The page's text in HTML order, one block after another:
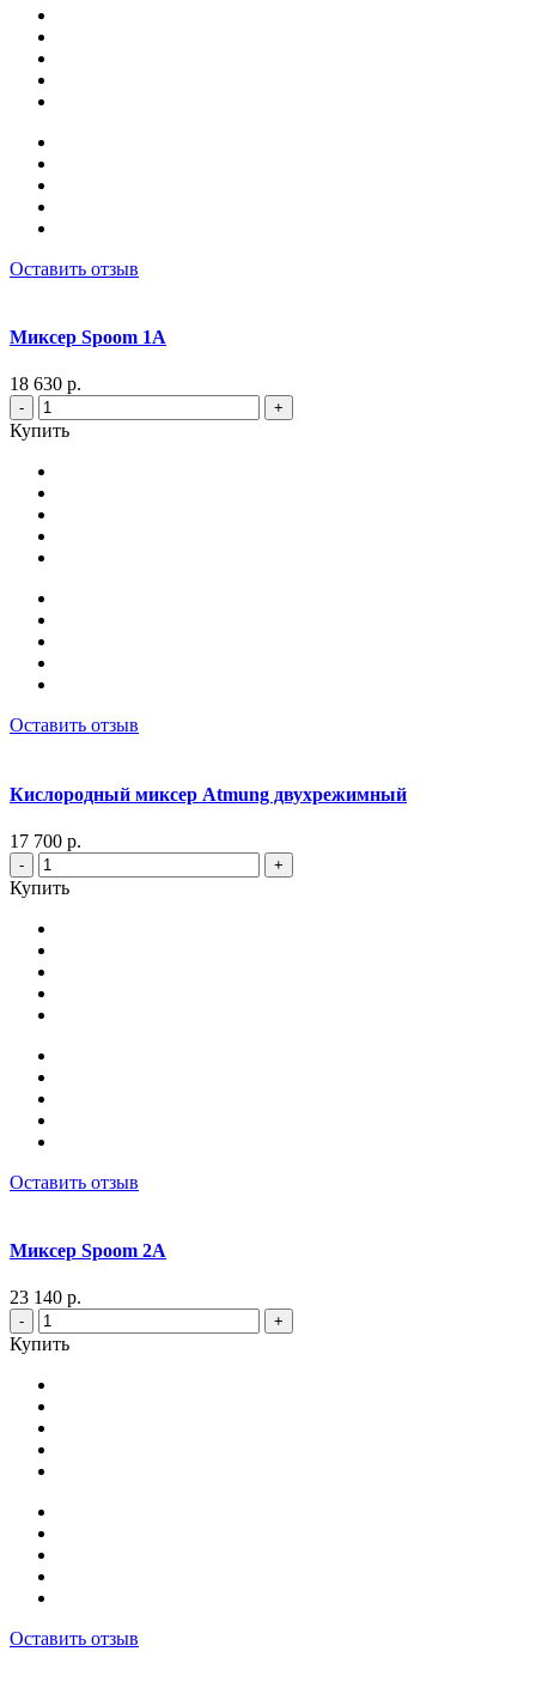
Оставить отзыв
Миксер Spoom 1A
18 630 р.
- +
Купить
Оставить отзыв
Кислородный миксер Atmung двухрежимный
17 700 р.
- +
Купить
Оставить отзыв
Миксер Spoom 2A
23 140 р.
- +
Купить
Оставить отзыв